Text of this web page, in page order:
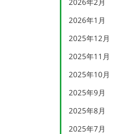
2026年2月
2026年1月
2025年12月
2025年11月
2025年10月
2025年9月
2025年8月
2025年7月